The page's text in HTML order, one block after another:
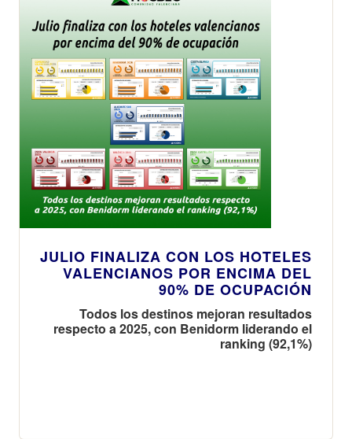
JULIO FINALIZA CON LOS HOTELES
VALENCIANOS POR ENCIMA DEL
90% DE OCUPACIÓN
Todos los destinos mejoran resultados
respecto a 2025, con Benidorm liderando el
ranking (92,1%)